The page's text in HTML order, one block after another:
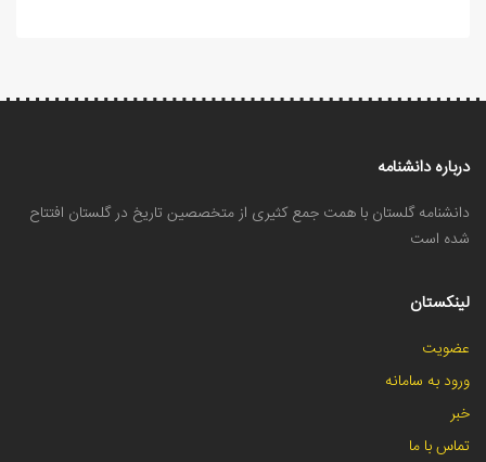
درباره دانشنامه
دانشنامه گلستان با همت جمع کثیری از متخصصین تاریخ در گلستان افتتاح
شده است
لینکستان
عضویت
ورود به سامانه
خبر
تماس با ما